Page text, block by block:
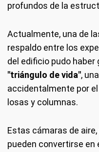
profundos de la
Actualmente, una de
respaldo entre los
del edificio pudo haber
"triángulo de vida",
accidentalmente por
losas y columnas.
Estas cámaras de
pueden convertirse en